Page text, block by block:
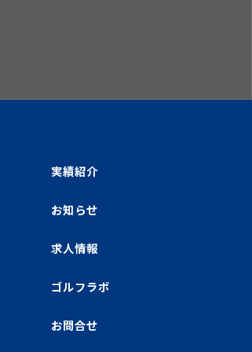
実績紹介
お知らせ
求人情報
ゴルフラボ
お問合せ